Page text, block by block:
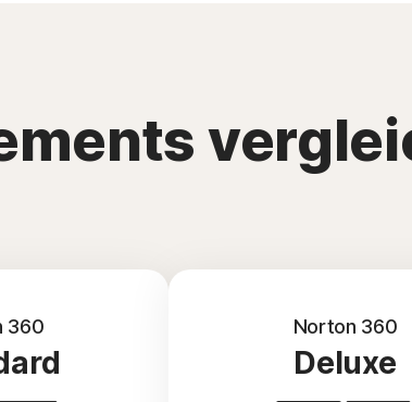
360 Norton 360
Deluxe